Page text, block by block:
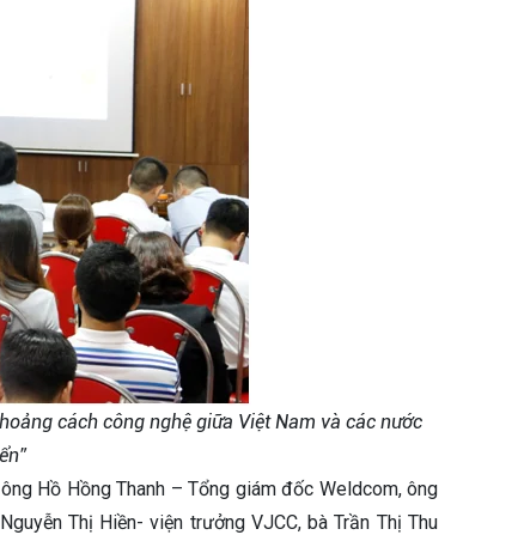
cách công nghệ giữa Việt Nam và các nước
Hồ Hồng Thanh – Tổng giám đốc Weldcom, ông
Thị Hiền- viện trưởng VJCC, bà Trần Thị Thu